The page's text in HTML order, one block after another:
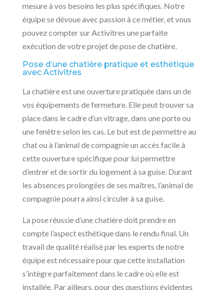
mesure à vos besoins les plus spécifiques. Notre
équipe se dévoue avec passion à ce métier, et vous
pouvez compter sur Activitres une parfaite
exécution de votre projet de pose de chatière.
Pose d’une chatière pratique et esthétique
avec Activitres
La chatière est une ouverture pratiquée dans un de
vos équipements de fermeture. Elle peut trouver sa
place dans le cadre d’un vitrage, dans une porte ou
une fenêtre selon les cas. Le but est de permettre au
chat ou à l’animal de compagnie un accès facile à
cette ouverture spécifique pour lui permettre
d’entrer et de sortir du logement à sa guise. Durant
les absences prolongées de ses maîtres, l’animal de
compagnie pourra ainsi circuler à sa guise.
La pose réussie d’une chatière doit prendre en
compte l’aspect esthétique dans le rendu final. Un
travail de qualité réalisé par les experts de notre
équipe est nécessaire pour que cette installation
s’intègre parfaitement dans le cadre où elle est
installée. Par ailleurs, pour des questions évidentes